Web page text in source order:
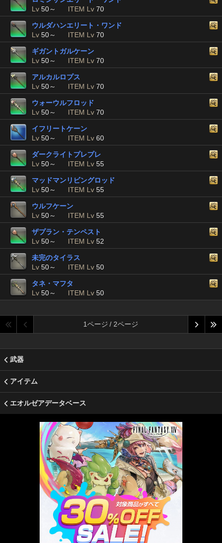
Lv 50～ ITEM Lv 70
ウルダハンエリート・ワンド
Lv 50～ ITEM Lv 70
ギガントガルケーン
Lv 50～ ITEM Lv 70
アルカルロプス
Lv 50～ ITEM Lv 70
ウォーウルフロッド
Lv 50～ ITEM Lv 70
イフリートケーン
Lv 50～ ITEM Lv 60
ダークライトプレプレ
Lv 50～ ITEM Lv 55
マッドマンリビングロッド
Lv 50～ ITEM Lv 55
ウルフケーン
Lv 50～ ITEM Lv 55
ザプラン・テンペスト
Lv 50～ ITEM Lv 52
未完のタイラス
Lv 50～ ITEM Lv 50
タネ・マフタ
Lv 50～ ITEM Lv 50
1ページ / 2ページ
武器
アイテム
エオルゼアデータベース